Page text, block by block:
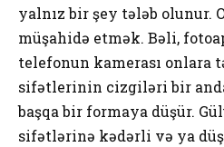
yalnız bir şey tələb olunur.
müşahidə etmək. Bəli,
telefonun kamerası onlara
sifətlerinin cizgiləri bir
başqa bir formaya düşür.
sifətlərinə kədərli və ya